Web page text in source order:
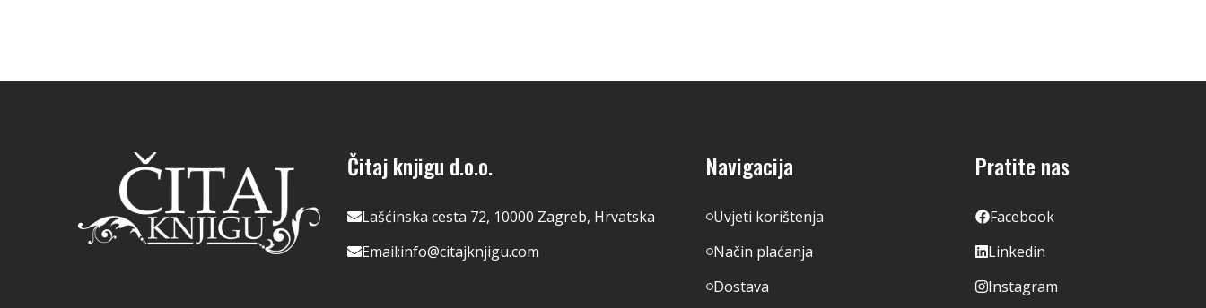
Čitaj knjigu d.o.o.
Lašćinska cesta 72, 10000 Zagreb, Hrvatska
Email:info@citajknjigu.com
Navigacija
Uvjeti korištenja
Način plaćanja
Dostava
Pratite nas
Facebook
Linkedin
Instagram